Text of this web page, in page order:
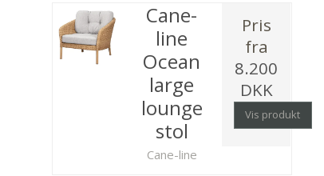
Cane-
line
Ocean
large
lounge
stol
Cane-line
Pris
fra
8.200
DKK
Vis produkt